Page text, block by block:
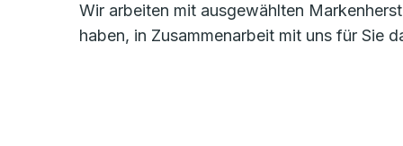
Wir arbeiten mit ausgewählten
haben, in Zusammenarbeit mit uns für Sie